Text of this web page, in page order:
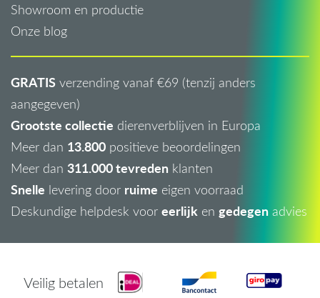
Showroom en productie
Onze blog
GRATIS verzending vanaf €69 (tenzij anders
aangegeven)
Grootste collectie dierenverblijven in Europa
Meer dan 13.800 positieve beoordelingen
Meer dan 311.000 tevreden klanten
Snelle levering door ruime eigen voorraad
Deskundige helpdesk voor eerlijk en gedegen advies
Veilig betalen